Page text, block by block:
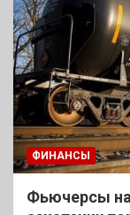
ФИНАНСЫ
Фьючерсы